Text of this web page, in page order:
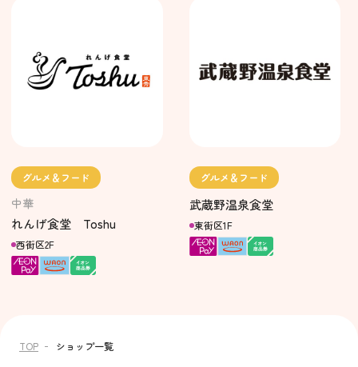
グルメ＆フード
中華
れんげ食堂 Toshu
西街区2F
グルメ＆フード
武蔵野温泉食堂
東街区1F
TOP ショップ一覧